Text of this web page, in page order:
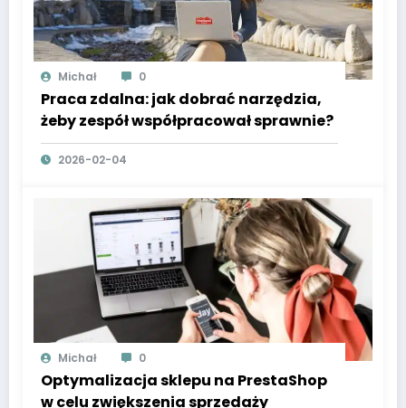
Michał 0
Praca zdalna: jak dobrać narzędzia,
żeby zespół współpracował sprawnie?
2026-02-04
Michał 0
Optymalizacja sklepu na PrestaShop
w celu zwiększenia sprzedaży